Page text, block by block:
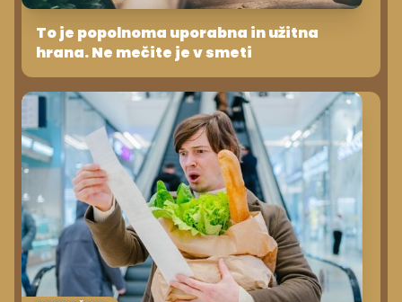
To je popolnoma uporabna in užitna
hrana. Ne mečite je v smeti